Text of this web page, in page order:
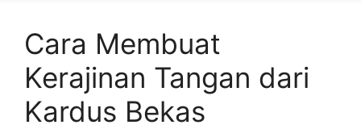
Cara Membuat
Kerajinan Tangan dari
Kardus Bekas